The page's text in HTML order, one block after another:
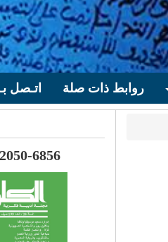
روابط ذات صلة اتـصل
6856